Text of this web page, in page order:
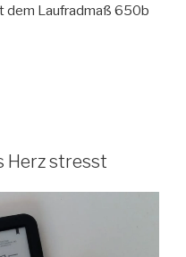
dem Laufradmaß 650b
Herz stresst